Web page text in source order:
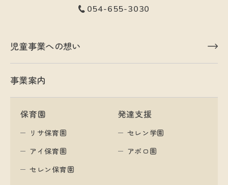
054-655-3030
児童事業への想い
事業案内
保育園
リサ保育園
アイ保育園
セレン保育園
発達支援
セレン学園
アポロ園